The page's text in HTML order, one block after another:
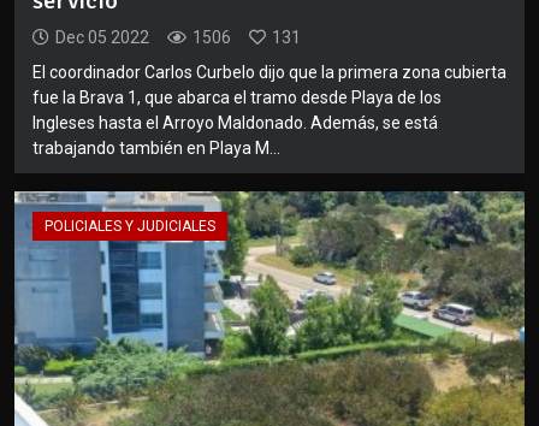
Dec 05 2022 1506
131
El coordinador Carlos Curbelo dijo que la primera zona cubierta
fue la Brava 1, que abarca el tramo desde Playa de los
Ingleses hasta el Arroyo Maldonado. Además, se está
trabajando también en Playa M...
POLICIALES Y JUDICIALES